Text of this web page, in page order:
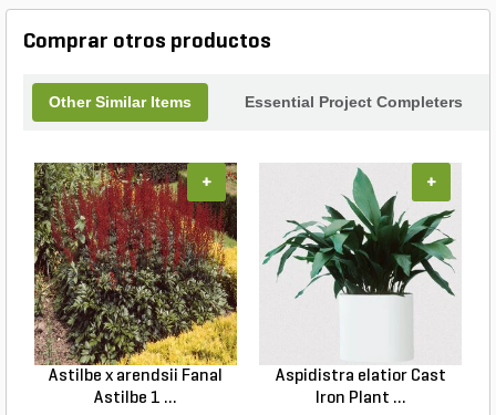
Comprar otros productos
Other Similar Items Essential Project Completers
Astilbe x arendsii Fanal
Astilbe 1 ...
+
Aspidistra elatior Cast
Iron Plant ...
+